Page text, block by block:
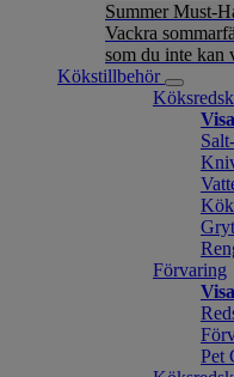
Summer Must-
Vackra
som du inte kan
Kökstillbehör
Förvaring
Pet